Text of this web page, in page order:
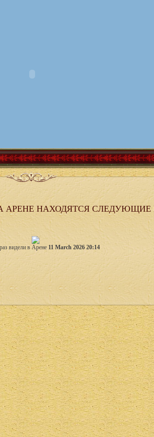
НАХОДЯТСЯ СЛЕДУЮЩИЕ
видели в Арене 11 March 2026 20:14